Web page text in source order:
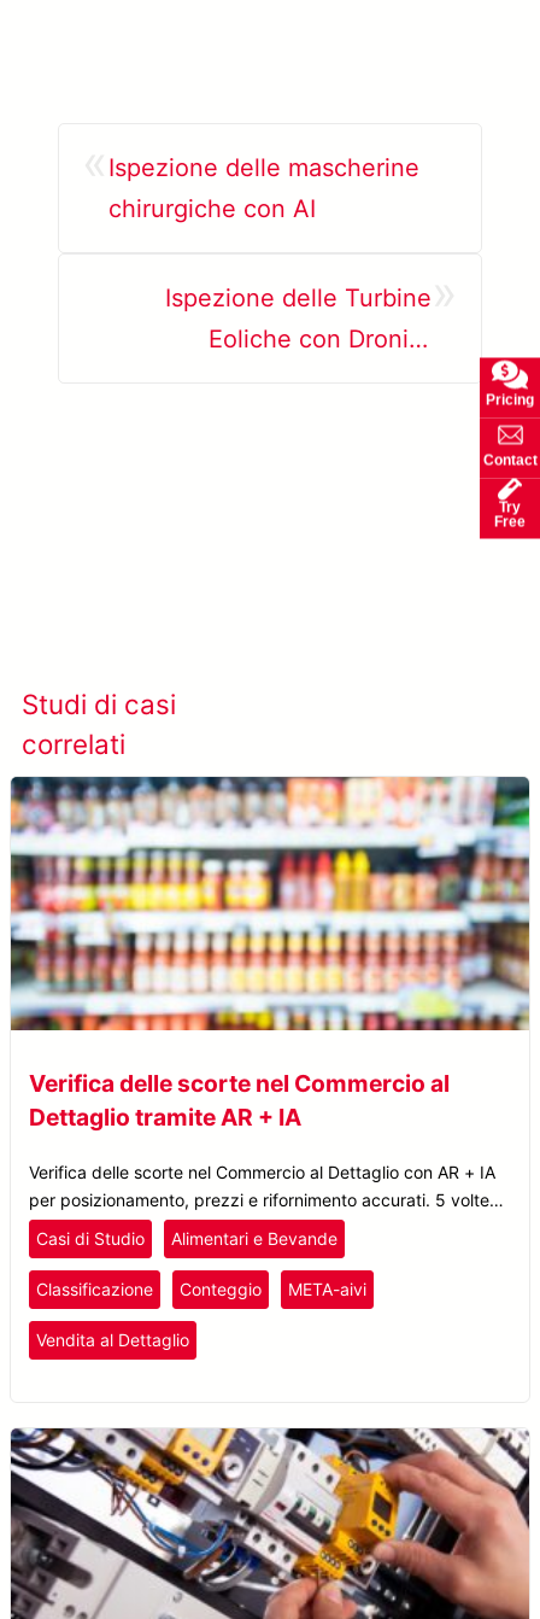
Ispezione delle mascherine
chirurgiche con AI
Ispezione delle Turbine
Eoliche con Droni +
Studi di casi
correlati
Verifica delle scorte nel Commercio al
Dettaglio tramite AR + IA
Verifica delle scorte nel Commercio al Dettaglio con AR + IA
per posizionamento, prezzi e rifornimento accurati. 5 volte
più veloce, 100% di precisione nel rilevamento dei prodotti.
Esplora il caso di studio.
Casi di Studio Alimentari e Bevande
Classificazione Conteggio META-aivi
Vendita al Dettaglio
Pricing
Contact
Try
Free